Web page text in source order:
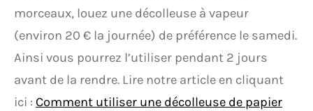
morceaux, louez une décolleuse à vapeur
(environ 20 € la journée) de préférence le samedi.
Ainsi vous pourrez l’utiliser pendant 2 jours
avant de la rendre. Lire notre article en cliquant
ici : Comment utiliser une décolleuse de papier